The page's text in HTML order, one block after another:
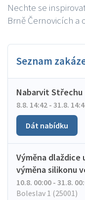
Nechte se
Brně Černovicích a
Seznam
Nabarvit Střechu
8.8. 14:42 - 31.8.
Dát nabídku
Výměna dlaždice
výměna silikonu
10.8. 00:00 - 31.8.
Boleslav 1 (25001)